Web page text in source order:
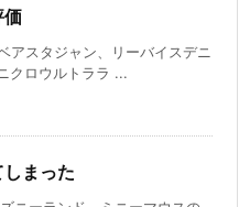
価
アスタジャン、リーバイスデニ
クロウルトララ ...
まった